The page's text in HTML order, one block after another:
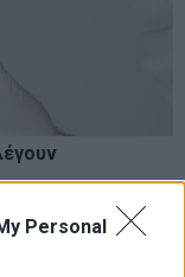
Personal